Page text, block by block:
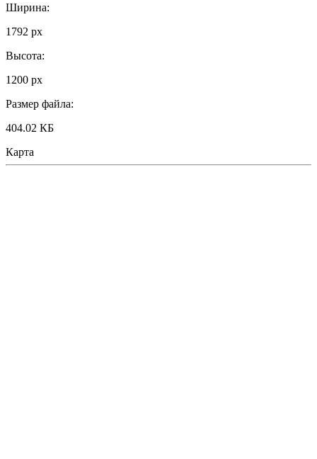
Ширина:
1792 px
Высота:
1200 px
Размер файла:
404.02 КБ
Карта